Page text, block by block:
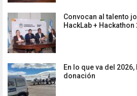
Convocan al talento
HackLab + Hackathon
En lo que va del
donación